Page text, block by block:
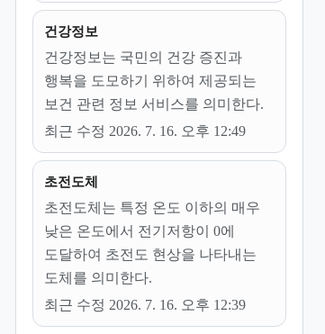
건강정보
건강정보는 국민의 건강 증진과
행복을 도모하기 위하여 제공되는
보건 관련 정보 서비스를 의미한다.
최근 수정 2026. 7. 16. 오후 12:49
초전도체
초전도체는 특정 온도 이하의 매우
낮은 온도에서 전기저항이 0에
도달하여 초전도 현상을 나타내는
도체를 의미한다.
최근 수정 2026. 7. 16. 오후 12:39